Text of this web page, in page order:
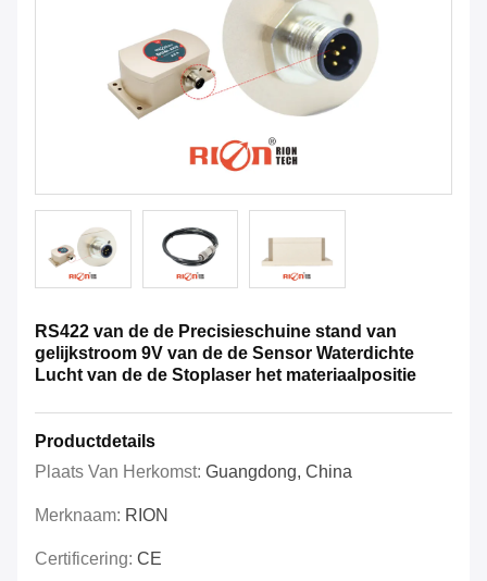
RS422 van de de Precisieschuine stand van
gelijkstroom 9V van de de Sensor Waterdichte
Lucht van de de Stoplaser het materiaalpositie
Productdetails
Plaats Van Herkomst: Guangdong, China
Merknaam: RION
Certificering: CE